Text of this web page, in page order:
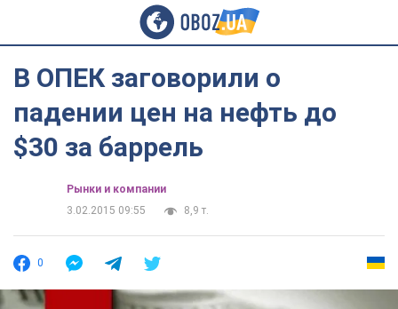
В ОПЕК заговорили о
падении цен на нефть до
$30 за баррель
Рынки и компании
3.02.2015 09:55
8,9 т.
0